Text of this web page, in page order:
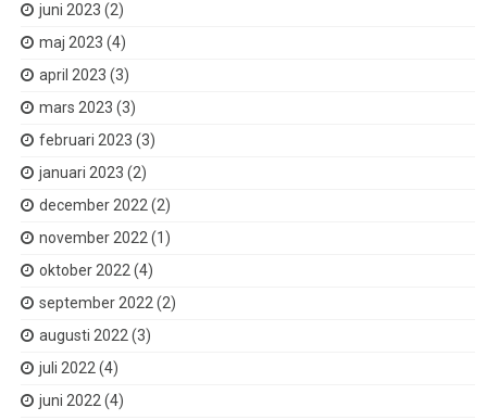
juni 2023 (2)
maj 2023 (4)
april 2023 (3)
mars 2023 (3)
februari 2023 (3)
januari 2023 (2)
december 2022(2)
november 2022(1)
oktober 2022(4)
september 2022(2)
augusti 2022(3)
juli 2022(4)
juni 2022(4)